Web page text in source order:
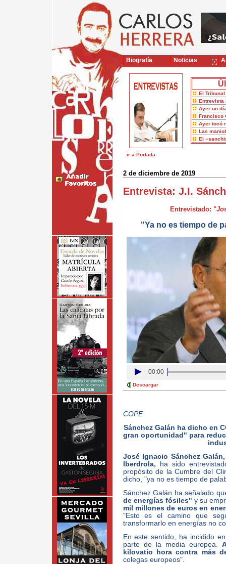
El
Entrevista
Ayer un
Francisco
Ayer tocó
Las
El
ir a Portada
2 de diciembre de 2019
Entrevista: J.I.
Entrevistado: "
"Ya no es tiempo de
00:00
Descargar
COPE
Sánchez Galán ha dicho en
gran oportunidad" para
José Ignacio Sánchez
Iberdrola, ha sido
propósito de la Cumbre del
dicho, "ya no es tiempo de
Sánchez Galán ha señalado
de energías fósiles" y su
mil millones de euros en
"Esto es el camino que
transformarlo en energías no
En este sentido, ha incidido
parte de la media europea.
kilovatio hora contra más
colegas europeos".
Biografía Noticias